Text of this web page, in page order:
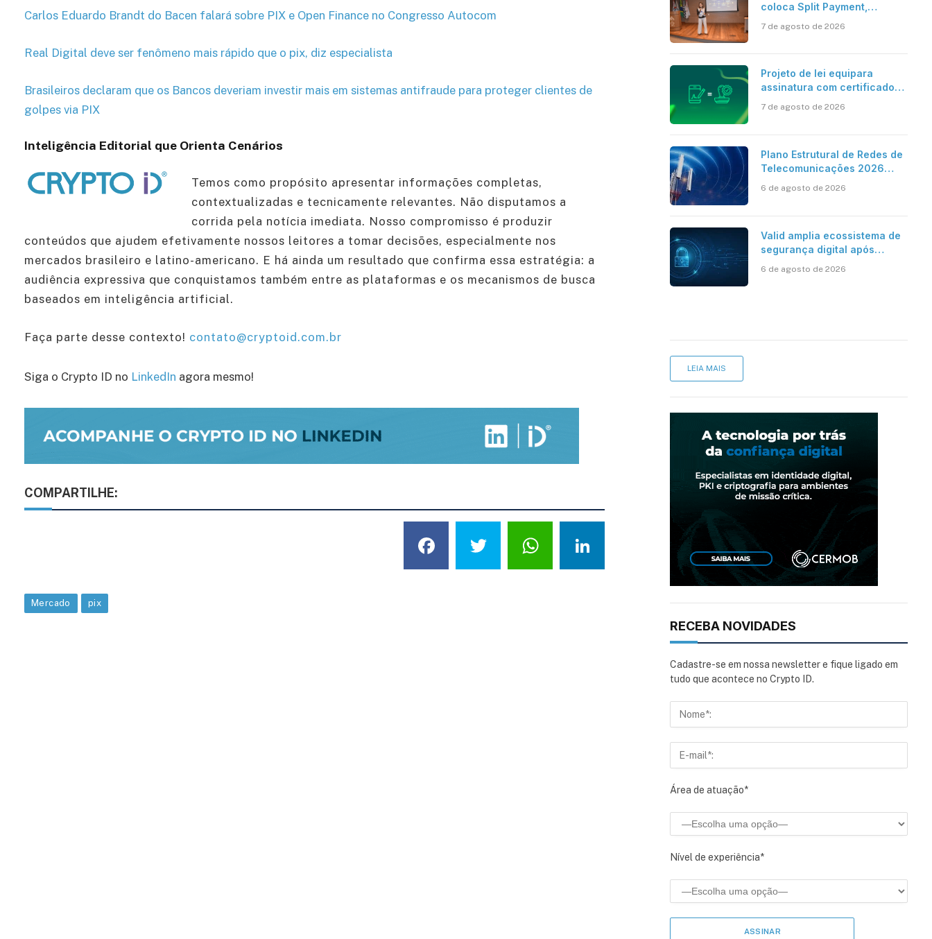
Carlos Eduardo Brandt do Bacen falará sobre PIX e Open Finance no Congresso Autocom
Real Digital deve ser fenômeno mais rápido que o pix, diz especialista
Brasileiros declaram que os Bancos deveriam investir mais em sistemas antifraude para proteger clientes de
golpes via PIX
Inteligência Editorial que Orienta Cenários
Temos como propósito apresentar informações completas,
contextualizadas e tecnicamente relevantes. Não disputamos a
corrida pela notícia imediata. Nosso compromisso é produzir
conteúdos que ajudem efetivamente nossos leitores a tomar decisões, especialmente nos
mercados brasileiro e latino-americano. E há ainda um resultado que confirma essa estratégia: a
audiência expressiva que conquistamos também entre as plataformas e os mecanismos de busca
baseados em inteligência artificial.
Faça parte desse contexto! contato@cryptoid.com.br
Siga o Crypto ID no LinkedIn agora mesmo!
COMPARTILHE:
Facebook
TwitterWhatsApp
LinkedIn
Mercado pix
coloca Split Payment,
centro dos debates
7 de agosto de 2026
Projeto de lei equipara
assinatura com certificado
reconhecimento de firma em
7 de agosto de 2026
Plano Estrutural de Redes de
Telecomunicações 2026
móvel, mas mantém desafio
6 de agosto de 2026
Valid amplia ecossistema de
segurança digital após
6 de agosto de 2026
LEIA MAIS
RECEBA NOVIDADES
Cadastre-se em nossa newsletter e fique ligado em
tudo que acontece no Crypto ID.
Área de atuação*
Nível de experiência*